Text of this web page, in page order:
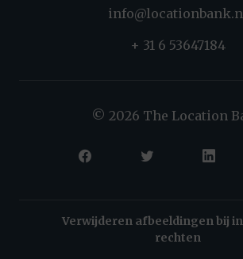
+ 31 6 53647184
© 2026 The Location
Verwijderen afbeeldingen bij
rechten